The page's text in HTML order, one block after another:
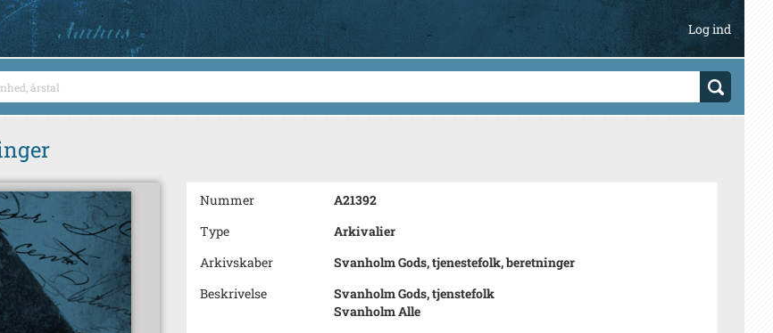
Log ind
Nummer
A21392
Type
Arkivalier
Arkivskaber
Svanholm Gods, tjenestefolk, beretninger
Beskrivelse
Svanholm Gods, tjenstefolk
Svanholm Alle